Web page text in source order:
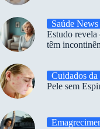
Saúde News
Estudo revela
têm
Cuidados da
Pele sem